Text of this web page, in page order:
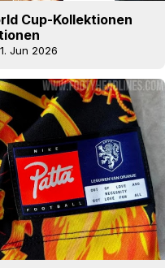
Cup-Kollektionen
1. Jun 2026